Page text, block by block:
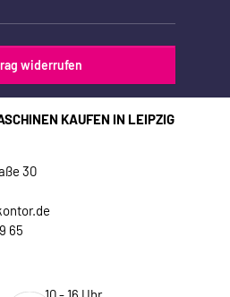
widerrufen
KAUFEN IN LEIPZIG
30
65